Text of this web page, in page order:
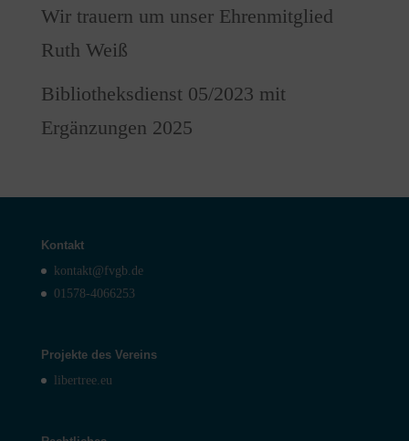
Wir trauern um unser Ehrenmitglied
Ruth Weiß
Bibliotheksdienst 05/2023 mit
Ergänzungen 2025
Kontakt
kontakt@fvgb.de
01578-4066253
Projekte des Vereins
libertree.eu